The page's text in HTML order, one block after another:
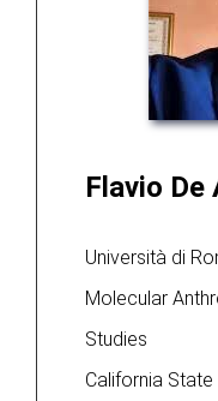
Flavio De
Università di
Molecular
Studies
California